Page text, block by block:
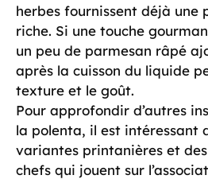
herbes fournissent déjà
riche. Si une touche
un peu de parmesan râpé
après la cuisson du liquide
texture et le goût.
Pour approfondir d’autres
la polenta, il est intéressant
variantes printanières et
chefs qui jouent sur